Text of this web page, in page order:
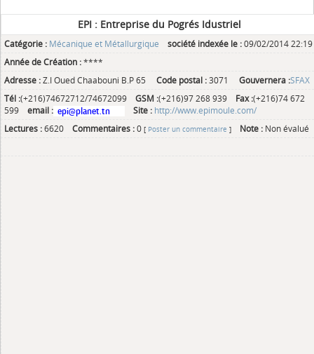
EPI : Entreprise du Pogrés Idustriel
Catégorie : Mécanique et Métallurgique société indexée le :09/02/2014 22:19
Année de Création :****
Adresse :Z.I Oued Chaabouni B.P 65 Code postal :3071 Gouvernera :SFAX
Tél :(+216)74672712/74672099 GSM :(+216)97 268 939 Fax :(+216)74 672
599
email : Site : http://www.epimoule.com/
Lectures :6620 Commentaires :0 [ Poster un commentaire ] Note : Non évalué